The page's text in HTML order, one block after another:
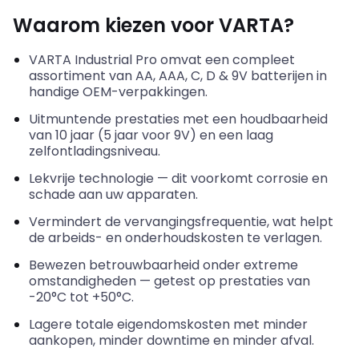
Waarom kiezen voor VARTA?
VARTA Industrial Pro omvat een compleet
assortiment van AA, AAA, C, D &9V batterijen in
handige OEM-verpakkingen.
Uitmuntende prestaties met een houdbaarheid
van 10 jaar (5 jaar voor 9V) en een laag
zelfontladingsniveau.
Lekvrije technologie — dit voorkomt corrosie en
schade aan uw apparaten.
Vermindert de vervangingsfrequentie, wat helpt
de arbeids- en onderhoudskosten te verlagen.
Bewezen betrouwbaarheid onder extreme
omstandigheden — getest op prestaties van
-20°C tot +50°C.
Lagere totale eigendomskosten met minder
aankopen, minder downtime en minder afval.